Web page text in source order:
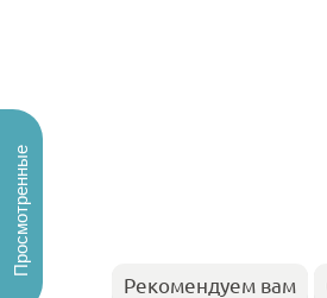
Рекомендуем вам
Просмотренные